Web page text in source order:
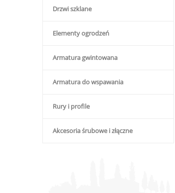
Drzwi szklane
Elementy ogrodzeń
Armatura gwintowana
Armatura do wspawania
Rury i profile
Akcesoria śrubowe i złączne
nierdzewna,
bez VAT)
wanienka nierdzewna,
7,30zł